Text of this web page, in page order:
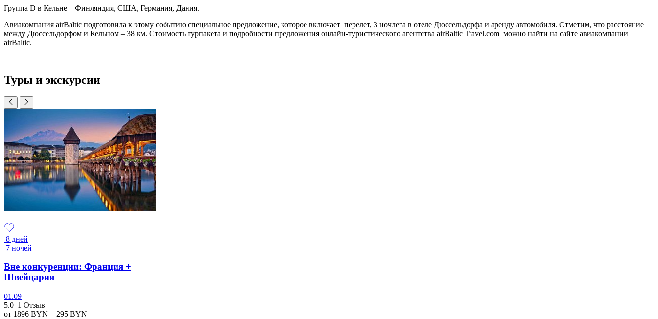
Группа D в Кельне – Финляндия, США, Германия, Дания.
Авиакомпания airBaltic подготовила к этому событию специальное предложение, которое включает перелет, 3 ночлега в отеле Дюссельдорфа и аренду автомобиля. Отметим, что расстояние
между Дюссельдорфом и Кельном – 38 км. Стоимость турпакета и подробности предложения онлайн-туристического агентства airBaltic Travel.com можно найти на сайте авиакомпании
airBaltic.
Туры и экскурсии
8 дней
7 ночей
Вне конкуренции: Франция +
Швейцария
01.09
5.0 1 Отзыв
от 1896 BYN + 295 BYN